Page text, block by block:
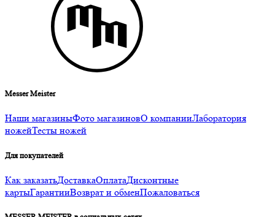
Messer Meister
Наши магазиныФото магазиновО компанииЛаборатория
ножейТесты ножей
Для покупателей
Как заказатьДоставкаОплатаДисконтные
картыГарантииВозврат и обменПожаловаться